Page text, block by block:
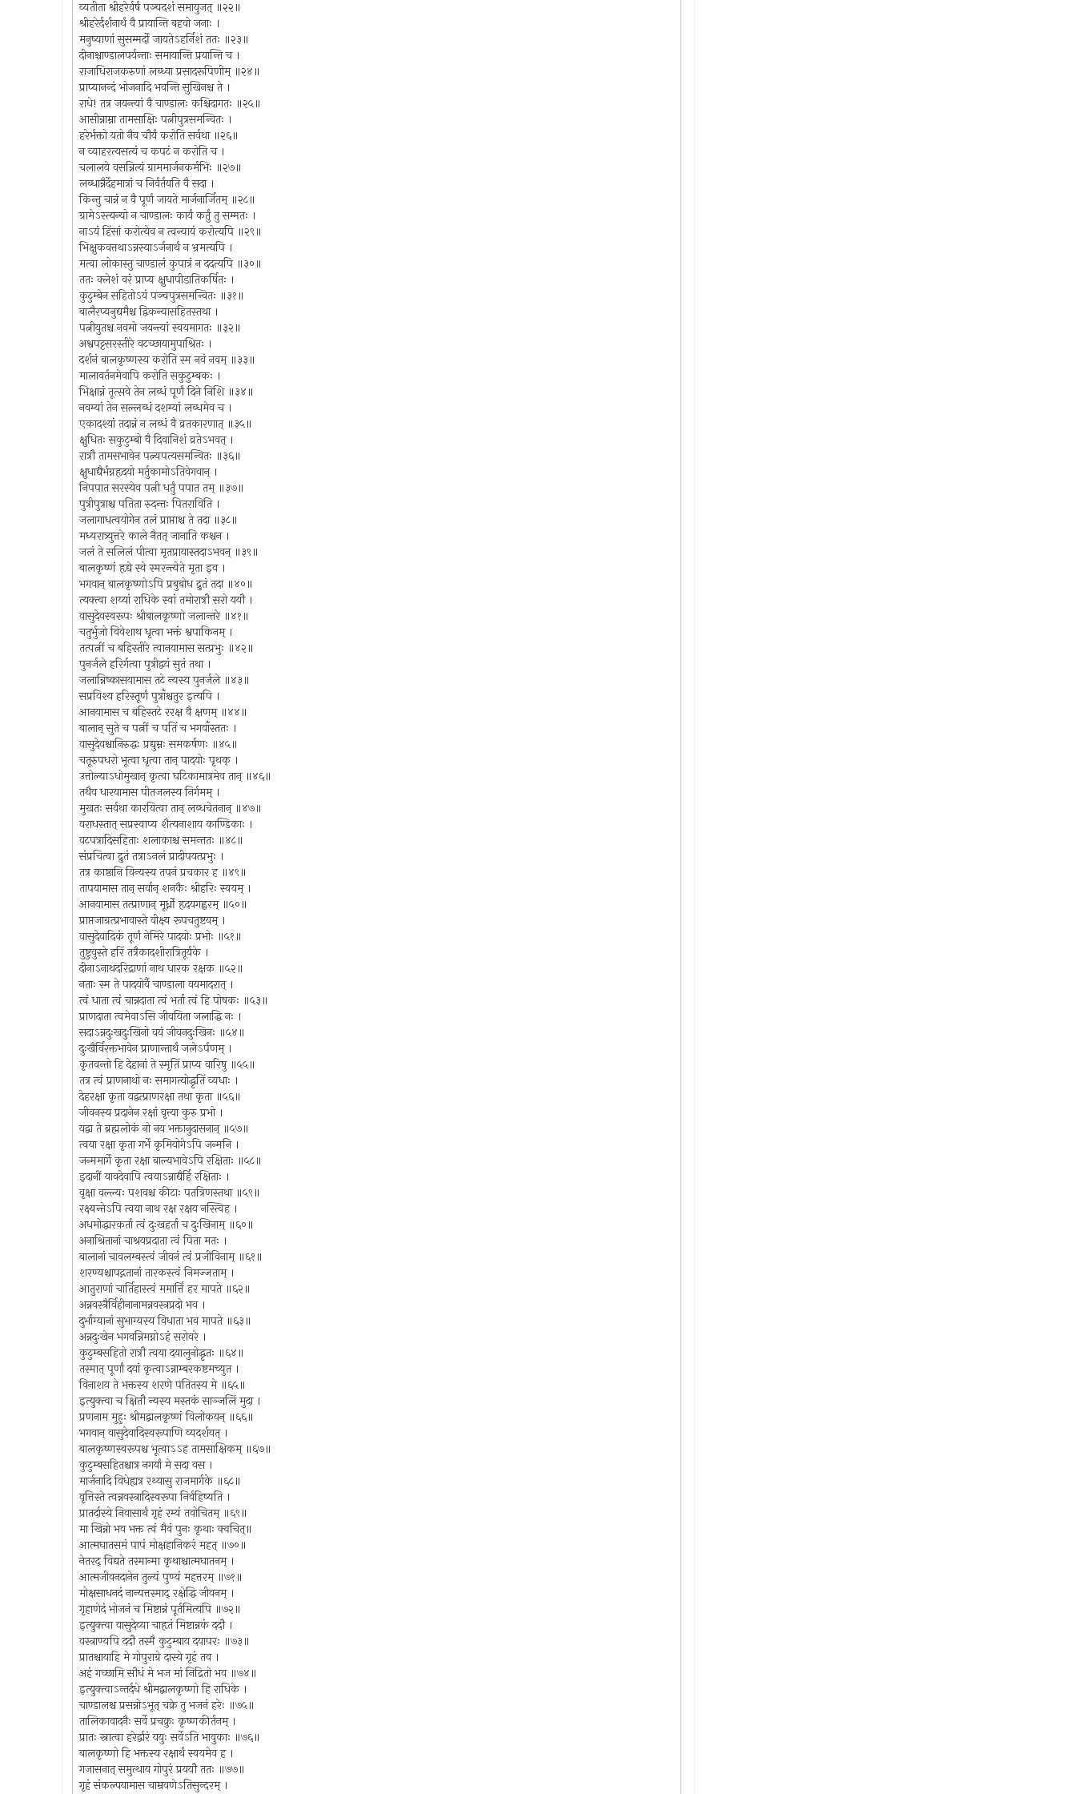
व्यतीता श्रीहरेर्वर्षं पञ्चदशं समायुजत् ॥२२॥
श्रीहरेर्दर्शनार्थं वै प्रायान्ति बहवो जनाः ।
मनुष्याणां सुसम्मर्दो जायतेऽहर्निशं ततः ॥२३॥
दीनाश्चाण्डालपर्यन्ताः समायान्ति प्रयान्ति च ।
राजाधिराजकरुणां लब्ध्वा प्रसादरूपिणीम् ॥२४॥
प्राप्यानन्दं भोजनादि भवन्ति सुखिनश्च ते ।
राधे! तत्र जयन्त्यां वै चाण्डालः कश्चिदागतः ॥२५॥
आसीन्नाम्ना तामसाक्षिः पत्नीपुत्रसमन्वितः ।
हरेर्भक्तो यतो नैव चौर्यं करोति सर्वथा ॥२६॥
न व्याहरत्यसत्यं च कपटं न करोति च ।
चलालये वसन्नित्यं ग्राममार्जनकर्मभिः ॥२७॥
लब्धान्नैर्देहमात्रां च निर्वर्तयति वै सदा ।
किन्तु चान्नं न वै पूर्णं जायते मार्जनार्जितम् ॥२८॥
ग्रामेऽस्त्यन्यो न चाण्डालः कार्यं कर्तुं तु सम्मतः ।
नाऽयं हिंसां करोत्येव न त्वन्यायं करोत्यपि ॥२९॥
भिक्षुकवत्तथाऽन्नस्याऽर्जनार्थं न भ्रमत्यपि ।
मत्वा लोकास्तु चाण्डालं कुपात्रं न ददत्यपि ॥३०॥
ततः क्लेशं वरं प्राप्य क्षुधापीडातिकर्षितः ।
कुटुम्बेन सहितोऽयं पञ्चपुत्रसमन्वितः ॥३१॥
बालैरप्यनुद्यमैश्च द्विकन्यासहितस्तथा ।
पत्नीयुतश्च नवमो जयन्त्यां स्वयमागतः ॥३२॥
अश्वपट्टसरस्तीरे वटच्छायामुपाश्रितः ।
दर्शनं बालकृष्णस्य करोति स्म नवं नवम् ॥३३॥
मालावर्तनमेवापि करोति सकुटुम्बकः ।
भिक्षान्नं तूत्सवे तेन लब्धं पूर्णं दिने निशि ॥३४॥
नवम्यां तेन सल्लब्धं दशम्यां लब्धमेव च ।
एकादश्यां तदान्नं न लब्धं वै व्रतकारणात् ॥३५॥
क्षुधितः सकुटुम्बो वै दिवानिशं व्रतेऽभवत् ।
रात्रौ तामसभावेन पत्न्यपत्यसमन्वितः ॥३६॥
क्षुधाद्यैर्भग्नहृदयो मर्तुकामोऽतिवेगवान् ।
निपपात सरस्येव पत्नी धर्तुं पपात तम् ॥३७॥
पुत्रीपुत्राश्च पतिता रुदन्तः पितराविति ।
जलागाधत्वयोगेन तलं प्राप्ताश्च ते तदा ॥३८॥
मध्यरात्र्युत्तरे काले नैतत् जानाति कश्चन ।
जलं ते सलिलं पीत्वा मृतप्रायास्तदाऽभवन् ॥३९॥
बालकृष्णं हृद्ये स्वे स्मरन्त्येते मृता इव ।
भगवान् बालकृष्णोऽपि प्रबुबोध द्रुतं तदा ॥४०॥
त्यक्त्वा शय्यां राधिके स्वां तमोरात्रौ सरो ययौ ।
वासुदेवस्वरूपः श्रीबालकृष्णो जलान्तरे ॥४१॥
चतुर्भुजो विवेशाथ धृत्वा भक्तं श्वपाकिनम् ।
तत्पत्नीं च बहिस्तीरे त्वानयामास सत्प्रभुः ॥४२॥
पुनर्जले हरिर्गत्वा पुत्रीद्वयं सुतं तथा ।
जलान्निष्कासयामास तटे न्यस्य पुनर्जले ॥४३॥
सप्रविश्य हरिस्तूर्णं पुत्राँश्चतुर इत्यपि ।
आनयामास च बहिस्तटे ररक्ष वै क्षणम् ॥४४॥
बालान् सुते च पत्नीं च पतिं च भगवाँस्ततः ।
वासुदेवश्चानिरुद्धः प्रद्युम्नः समकर्षणः ॥४५॥
चतूरुपधरो भूत्वा धृत्वा तान् पादयोः पृथक् ।
उत्तोल्याऽधोमुखान् कृत्वा घटिकामात्रमेव तान् ॥४६॥
तथैव धारयामास पीतजलस्य निर्गमम् ।
मुखतः सर्वथा कारयित्वा तान् लब्धचेतनान् ॥४७॥
वराधस्तात् सप्रस्वाप्य शैत्यनाशाय काण्डिकाः ।
वटपत्रादिसहिताः शलाकाश्च समन्ततः ॥४८॥
संप्रचित्वा द्रुतं तत्राऽनलं प्रादीपयत्प्रभुः ।
तत्र काष्ठानि विन्यस्य तपनं प्रचकार ह ॥४९॥
तापयामास तान् सर्वान् शनकैः श्रीहरिः स्वयम् ।
आनयामास तत्प्राणान् मूर्ध्नो हृदयगह्वरम् ॥५०॥
प्राप्तजाग्रत्प्रभावास्ते वीक्ष्य रूपचतुष्टयम् ।
वासुदेवादिकं तूर्णं नेमिरे पादयोः प्रभोः ॥५१॥
तुष्टुवुस्ते हरिं तत्रैकादशीरात्रितूर्यके ।
दीनाऽनाथदरिद्राणां नाथ धारक रक्षक ॥५२॥
नताः स्म ते पादयोर्वै चाण्डाला वयमादरात् ।
त्वं धाता त्वं चान्नदाता त्वं भर्ता त्वं हि पोषकः ॥५३॥
प्राणदाता त्वमेवाऽसि जीवयिता जलाद्धि नः ।
सदाऽन्नदुःखदुःखिनो वयं जीवनदुःखिनः ॥५४॥
दुःखैर्विरक्तभावेन प्राणान्तार्थं जलेऽर्पणम् ।
कृतवन्तो हि देहानां ते स्मृतिं प्राप्य वारिषु ॥५५॥
तत्र त्वं प्राणनाथो नः समागत्योद्धृतिं व्यधाः ।
देहरक्षा कृता यद्वत्प्राणरक्षा तथा कृता ॥५६॥
जीवनस्य प्रदानेन रक्षां वृत्त्या कुरु प्रभो ।
यद्वा ते ब्रह्मलोकं नो नय भक्तानुदासनान् ॥५७॥
त्वया रक्षा कृता गर्भे कृमियोगेऽपि जन्मनि ।
जन्ममार्गे कृता रक्षा बाल्यभावेऽपि रक्षिताः ॥५८॥
इदानीं यावदेवापि त्वयाऽन्नाद्यैर्हि रक्षिताः ।
वृक्षा वल्ल्यः पशवश्च कीटाः पतत्रिणस्तथा ॥५९॥
रक्ष्यन्तेऽपि त्वया नाथ रक्ष रक्षय नस्त्विह ।
अधमोद्धारकर्ता त्वं दुःखहर्ता च दुःखिनाम् ॥६०॥
अनाश्रितानां चाश्रयप्रदाता त्वं पिता मतः ।
बालानां चावलम्बस्त्वं जीवनं त्वं प्रजीविनाम् ॥६१॥
शरण्यश्चापद्गतानां तारकस्त्वं निमज्जताम् ।
आतुराणां चार्तिहास्त्वं ममार्त्तिं हर मापते ॥६२॥
अन्नवस्त्रैर्विहीनानामन्नवस्त्रप्रदो भव ।
दुर्भाग्यानां सुभाग्यस्य विधाता भव मापते ॥६३॥
अन्नदुःखेन भगवन्निमग्नोऽहं सरोवरे ।
कुटुम्बसहितो रात्रौ त्वया दयालुनोद्धृतः ॥६४॥
तस्मात् पूर्णां दयां कृत्वाऽन्नाम्बरकष्टमच्युत ।
विनाशय ते भक्तस्य शरणे पतितस्य मे ॥६५॥
इत्युक्त्वा च क्षितौ न्यस्य मस्तकं साञ्जलिं मुदा ।
प्रणनाम मुहुः श्रीमद्बालकृष्णं विलोकयन् ॥६६॥
भगवान् वासुदेवादिस्वरूपाणि व्यदर्शयत् ।
बालकृष्णस्वरूपश्च भूत्वाऽऽह तामसाक्षिकम् ॥६७॥
कुटुम्बसहितश्चात्र नगर्यां मे सदा वस ।
मार्जनादि विधेह्यत्र रथ्यासु राजमार्गके ॥६८॥
वृत्तिस्ते त्वन्नवस्त्रादिस्वरूपा निर्वहिष्यति ।
प्रातर्दास्ये निवासार्थं गृहं रम्यं तवोचितम् ॥६९॥
मा खिन्नो भव भक्त त्वं मैवं पुनः कृथाः क्वचित्॥
आत्मघातसमं पापं मोक्षहानिकरं महत् ॥७०॥
नेतरद् विद्यते तस्मान्मा कृथाश्चात्मघातनम् ।
आत्मजीवनदानेन तुल्यं पुण्यं महत्तरम् ॥७१॥
मोक्षसाधनदं नान्यत्तस्माद् रक्षेद्धि जीवनम् ।
गृहाणेदं भोजनं च मिष्टान्नं पूर्तमित्यपि ॥७२॥
इत्युक्त्वा वासुदेव्या चाहृतं मिष्टान्नकं ददौ ।
वस्त्राण्यपि ददौ तस्मै कुटुम्बाय दयापरः ॥७३॥
प्रातश्चायाहि मे गोपुराग्रे दास्ये गृहं तव ।
अहं गच्छामि सौधं मे भज मां निद्रितो भव ॥७४॥
इत्युक्त्वाऽन्तर्दधे श्रीमद्बालकृष्णो हि राधिके ।
चाण्डालश्च प्रसन्नोऽभूत् चक्रे तु भजनं हरेः ॥७५॥
तालिकावादनैः सर्वे प्रचक्रुः कृष्णकीर्तनम् ।
प्रातः स्नात्वा हरेर्द्वारं ययुः सर्वेऽति भावुकाः ॥७६॥
बालकृष्णो हि भक्तस्य रक्षार्थं स्वयमेव ह ।
गजासनात् समुत्थाय गोपुरं प्रययौ ततः ॥७७॥
गृहं संकल्पयामास चाम्रवणेऽतिसुन्दरम् ।